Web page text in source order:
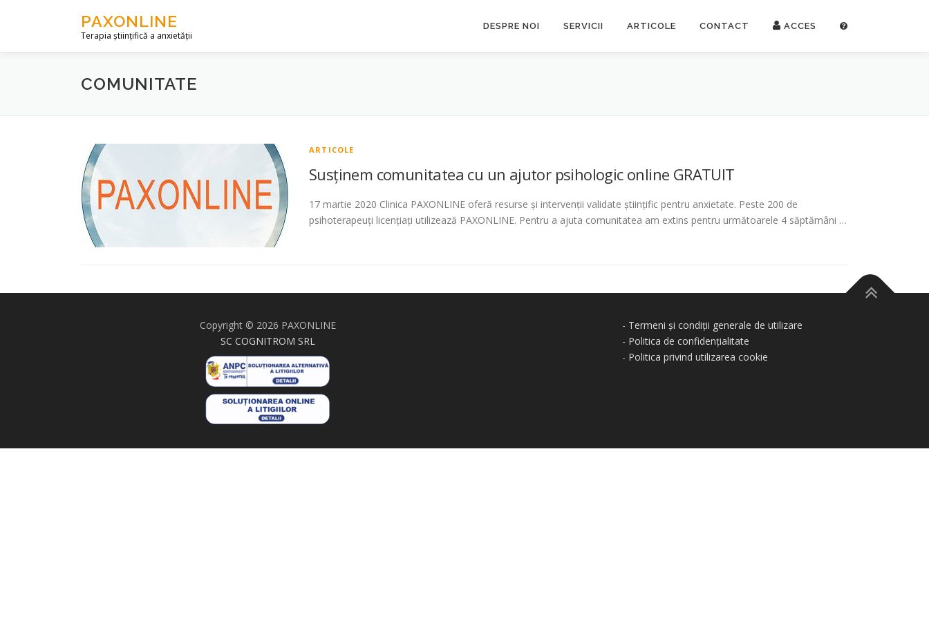
PAXONLINE
Terapia științifică a anxietății
DESPRE NOI SERVICII ARTICOLE CONTACT ACCES
COMUNITATE
ARTICOLE
Susținem comunitatea cu un ajutor psihologic online GRATUIT
17 martie 2020 Clinica PAXONLINE oferă resurse și intervenții validate științific pentru anxietate. Peste 200 de
psihoterapeuți licențiați utilizează PAXONLINE. Pentru a ajuta comunitatea am extins pentru următoarele 4 săptămâni …
Copyright © 2026 PAXONLINE
SC COGNITROM SRL
- Termeni și condiții generale de utilizare
- Politica de confidențialitate
- Politica privind utilizarea cookie